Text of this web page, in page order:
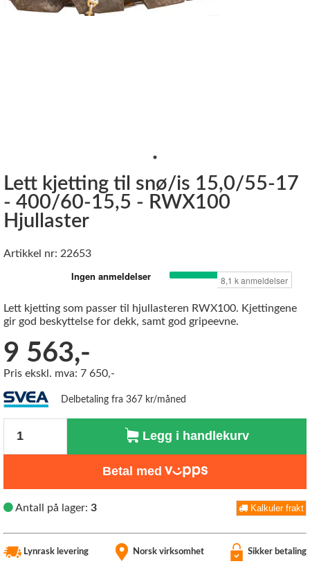
Lett kjetting til snø/is 15,0/55-17
- 400/60-15,5 - RWX100
Hjullaster
Artikkel nr: 22653
Lett kjetting som passer til hjullasteren RWX100. Kjettingene
gir god beskyttelse for dekk, samt god gripeevne.
9 563,-
Pris ekskl. mva: 7 650,-
Delbetaling fra 367 kr/måned
Legg i handlekurv
Betal med
Antall på lager: 3 Kalkuler frakt
Lynrask levering Norsk virksomhet Sikker betaling